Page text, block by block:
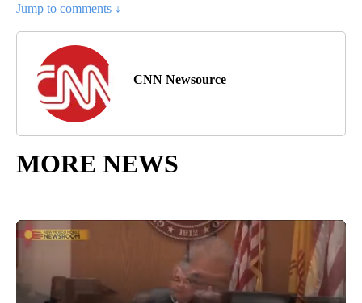
Jump to comments ↓
CNN Newsource
MORE NEWS